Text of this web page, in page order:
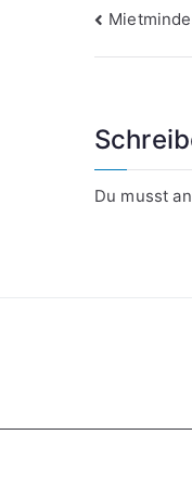
Du musst